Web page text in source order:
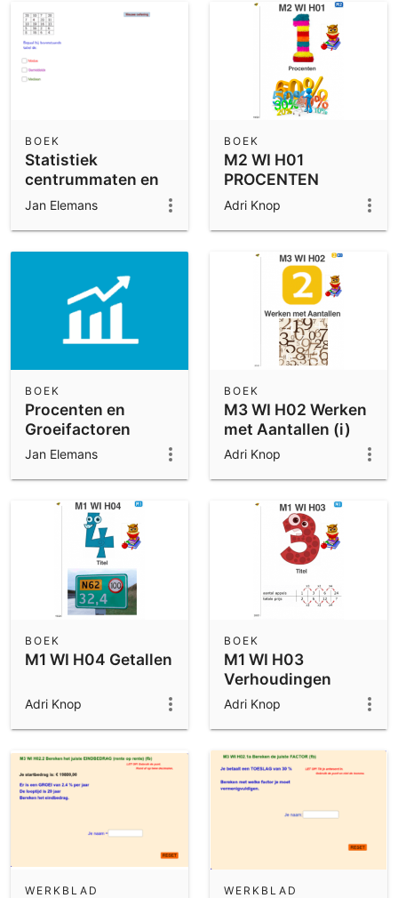
Statistiek
centrummaten en
steekproeven.
BOEK
Jan Elemans
M2 WI H01
PROCENTEN
BOEK
Adri Knop
Procenten en
Groeifactoren
BOEK
Jan Elemans
M3 WI H02 Werken
met Aantallen (i)
BOEK
Adri Knop
M1 WI H04 Getallen
BOEK
Adri Knop
M1 WI H03
Verhoudingen
BOEK
Adri Knop
WERKBLAD WERKBLAD